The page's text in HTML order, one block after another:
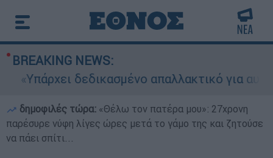
BREAKING NEWS:
δεδικασμένο απαλλακτικό για
δημοφιλές τώρα: «Θέλω τον πατέρα μου»: 27χρονη
παρέσυρε νύφη λίγες ώρες μετά το γάμο της και ζητούσε
να πάει σπίτι...